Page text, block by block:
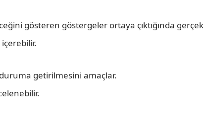
gösteren göstergeler ortaya çıktığında
getirilmesini amaçlar.